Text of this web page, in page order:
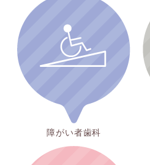
障がい者歯科